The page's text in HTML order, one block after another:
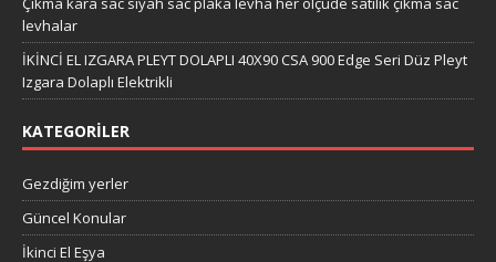
levhalar
İKİNCİ EL IZGARA PLEYT DOLAPLI 40X90 CSA 900 Edge Seri Düz Pleyt
Izgara Dolaplı Elektrikli
KATEGORILER
Gezdiğim yerler
Güncel Konular
İkinci El Eşya